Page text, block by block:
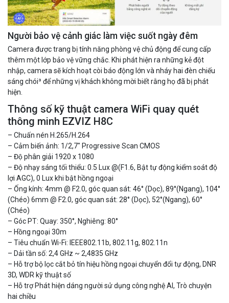
Người bảo vệ cảnh giác làm việc suốt ngày đêm
Camera được trang bị tính năng phòng vệ chủ động để cung cấp
thêm một lớp bảo vệ vững chắc. Khi phát hiện ra những kẻ đột
nhập, camera sẽ kích hoạt còi báo động lớn và nháy hai đèn chiếu
sáng chói³ để những vị khách không mời biết rằng họ đã bị phát
hiện.
Thông số kỹ thuật camera WiFi quay quét
thông minh EZVIZ H8C
– Chuấn nén H.265/H.264
– Cảm biến ảnh: 1/2,7″ Progressive Scan CMOS
– Độ phân giải 1920 x 1080
– Độ nhạy sáng tối thiểu: 0.5 Lux @(F1.6, Bật tự động kiểm soát độ
lợi AGC), 0 Lux khi bật hồng ngoại
– Ống kính: 4mm @ F2.0, góc quan sát: 46° (Dọc), 89°(Ngang), 104°
(Chéo) 6mm @ F2.0, góc quan sát: 28° (Dọc), 52°(Ngang), 60°
(Chéo)
– Góc PT: Quay: 350°, Nghiêng: 80°
– Hồng ngoại 30m
– Tiêu chuẩn Wi-Fi: IEEE802.11b, 802.11g, 802.11n
– Dải tần số: 2,4 GHz ~ 2,4835 GHz
– Hỗ trợ bộ lọc cắt bỏ tín hiệu hồng ngoại chuyển đổi tự động, DNR
3D, WDR kỹ thuật số
– Hỗ trợ Phát hiện dáng người sử dụng công nghệ AI, Trò chuyện
hai chiều
Camera Wifi thông minh EZVIZ H6c Pro 3M 2K Tặng thẻ 64G
MUA NGAY
Camera WiFi quay quét thông minh 2MP EZVIZ H8C
1.670.000 đ 909.000 đ
MUA NGAY